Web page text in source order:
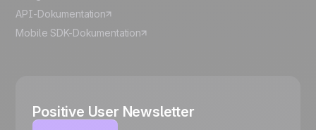
API-Dokumentation
Mobile SDK-Dokumentation
Positive User Newsletter